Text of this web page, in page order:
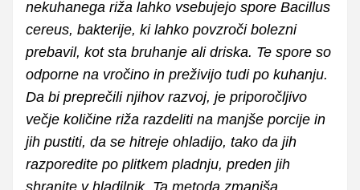
nekuhanega riža lahko vsebujejo spore Bacillus
cereus, bakterije, ki lahko povzroči bolezni
prebavil, kot sta bruhanje ali driska. Te spore so
odporne na vročino in preživijo tudi po kuhanju.
Da bi preprečili njihov razvoj, je priporočljivo
večje količine riža razdeliti na manjše porcije in
jih pustiti, da se hitreje ohladijo, tako da jih
razporedite po plitkem pladnju, preden jih
shranite v hladilnik. Ta metoda zmanjša